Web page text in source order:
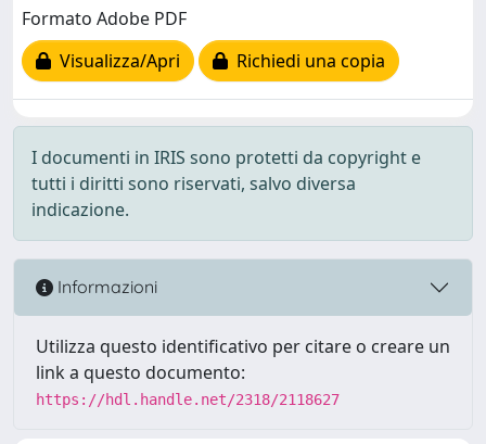
Formato Adobe PDF
Visualizza/Apri
Richiedi una copia
I documenti in IRIS sono protetti da copyright e
tutti i diritti sono riservati, salvo diversa
indicazione.
Informazioni
Utilizza questo identificativo per citare o creare un
link a questo documento:
https://hdl.handle.net/2318/2118627